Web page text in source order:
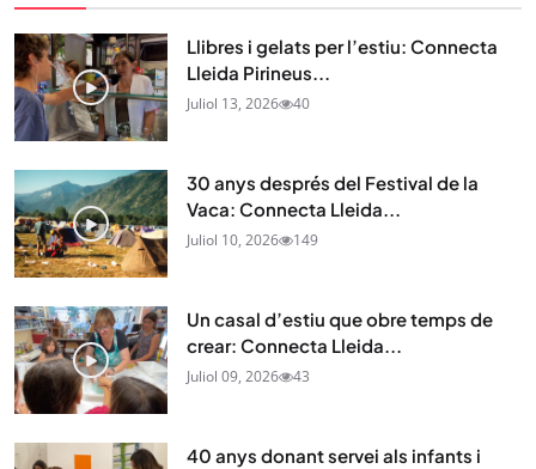
Llibres i gelats per l’estiu: Connecta
Lleida Pirineus...
Juliol 13, 2026 40
30 anys després del Festival de la
Vaca: Connecta Lleida...
Juliol 10, 2026 149
Un casal d’estiu que obre temps de
crear: Connecta Lleida...
Juliol 09, 2026 43
40 anys donant servei als infants i